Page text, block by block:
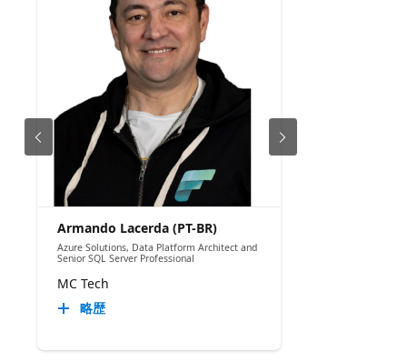
Armando Lacerda (PT-BR)
Azure Solutions, Data Platform Architect and
Senior SQL Server Professional
MC Tech
略歴